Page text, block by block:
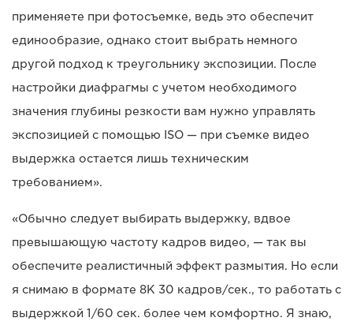
применяете при фотосъемке, ведь это обеспечит
единообразие, однако стоит выбрать немного
другой подход к треугольнику экспозиции. После
настройки диафрагмы с учетом необходимого
значения глубины резкости вам нужно управлять
экспозицией с помощью ISO — при съемке видео
выдержка остается лишь техническим
требованием».
«Обычно следует выбирать выдержку, вдвое
превышающую частоту кадров видео, — так вы
обеспечите реалистичный эффект размытия. Но если
я снимаю в формате 8K 30 кадров/сек., то работать с
выдержкой 1/60 сек. более чем комфортно. Я знаю,